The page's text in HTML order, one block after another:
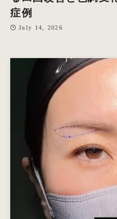
症例
July 14, 2026